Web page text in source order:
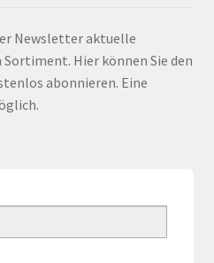
Newsletter aktuelle
Hier können Sie den
abonnieren. Eine